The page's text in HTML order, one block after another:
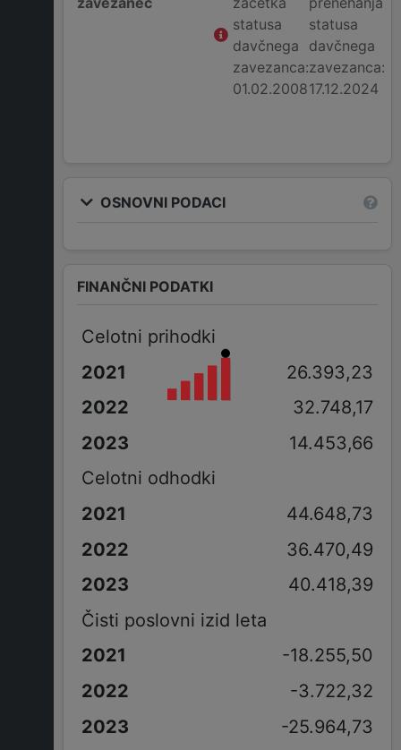
statusa
davčnega
zavezanca:
01.02.2008
statusa
davčnega
zavezanca:
17.12.2024
OSNOVNI PODACI
FINANČNI PODATKI
Celotni prihodki
26.393,23
32.748,17
14.453,66
Celotni odhodki
44.648,73
36.470,49
40.418,39
Čisti poslovni izid leta
-18.255,50
-3.722,32
-25.964,73